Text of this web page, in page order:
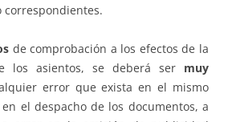
de comprobación a los efectos de la
los asientos, se deberá ser muy
error que exista en el mismo
el despacho de los documentos, a